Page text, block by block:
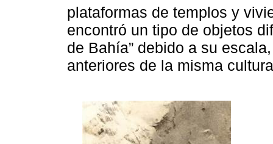
plataformas de templos y
encontró un tipo de objetos
de Bahía” debido a su
anteriores de la misma